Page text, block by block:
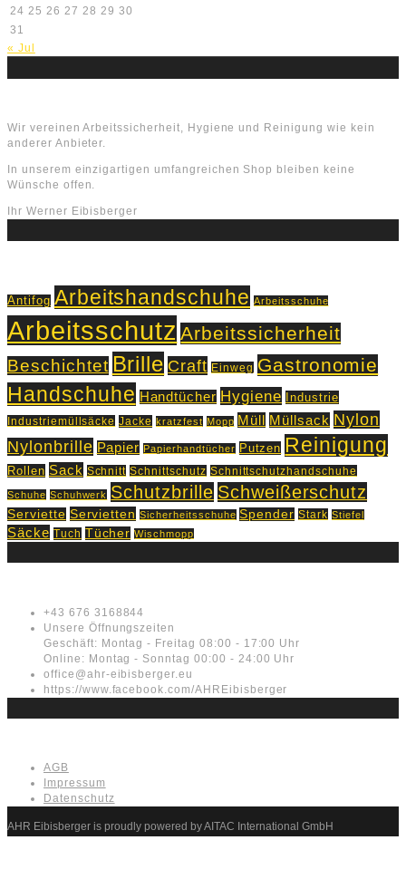
24 25 26 27 28 29 30
31
« Jul
Wir vereinen Arbeitssicherheit, Hygiene und Reinigung wie kein
anderer Anbieter.
In unserem einzigartigen umfangreichen Shop bleiben keine
Wünsche offen.
Ihr Werner Eibisberger
Antifog Arbeitshandschuhe Arbeitsschuhe
Arbeitsschutz Arbeitssicherheit
Beschichtet Brille Craft Einweg Gastronomie
Handschuhe Handtücher Hygiene Industrie
Industriemüllsäcke Jacke kratzfest Mopp Müll Müllsack Nylon
Nylonbrille Papier Papierhandtücher Putzen Reinigung
Rollen Sack Schnitt Schnittschutz Schnittschutzhandschuhe
Schuhe Schuhwerk Schutzbrille Schweißerschutz
Serviette Servietten Sicherheitsschuhe Spender Stark Stiefel
Säcke Tuch Tücher Wischmopp
+43 676 3168844
Unsere Öffnungszeiten
Geschäft: Montag - Freitag 08:00 - 17:00 Uhr
Online: Montag - Sonntag 00:00 - 24:00 Uhr
office@ahr-eibisberger.eu
https://www.facebook.com/AHREibisberger
AGB
Impressum
Datenschutz
AHR Eibisberger is proudly powered by AITAC International GmbH